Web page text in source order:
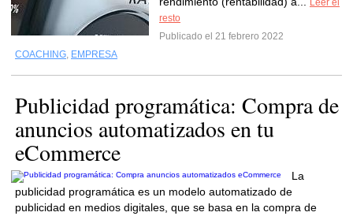
Leer el
resto
Publicado el 21 febrero 2022
COACHING, EMPRESA
Publicidad programática: Compra de
anuncios automatizados en tu
eCommerce
La
publicidad programática es un modelo automatizado de
publicidad en medios digitales, que se basa en la compra de